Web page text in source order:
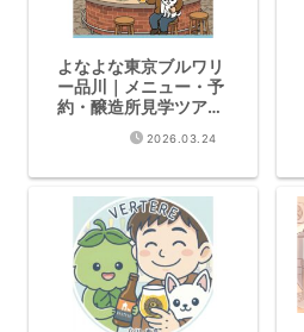
よなよな東京ブルワリ
ー品川｜メニュー・予
約・醸造所見学ツアー
完全ガイド
2026.03.24